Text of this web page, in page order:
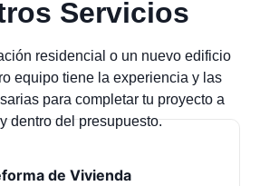
Servicios
residencial o un nuevo edificio
equipo tiene la experiencia y las
para completar tu proyecto a
dentro del presupuesto.
de Vivienda